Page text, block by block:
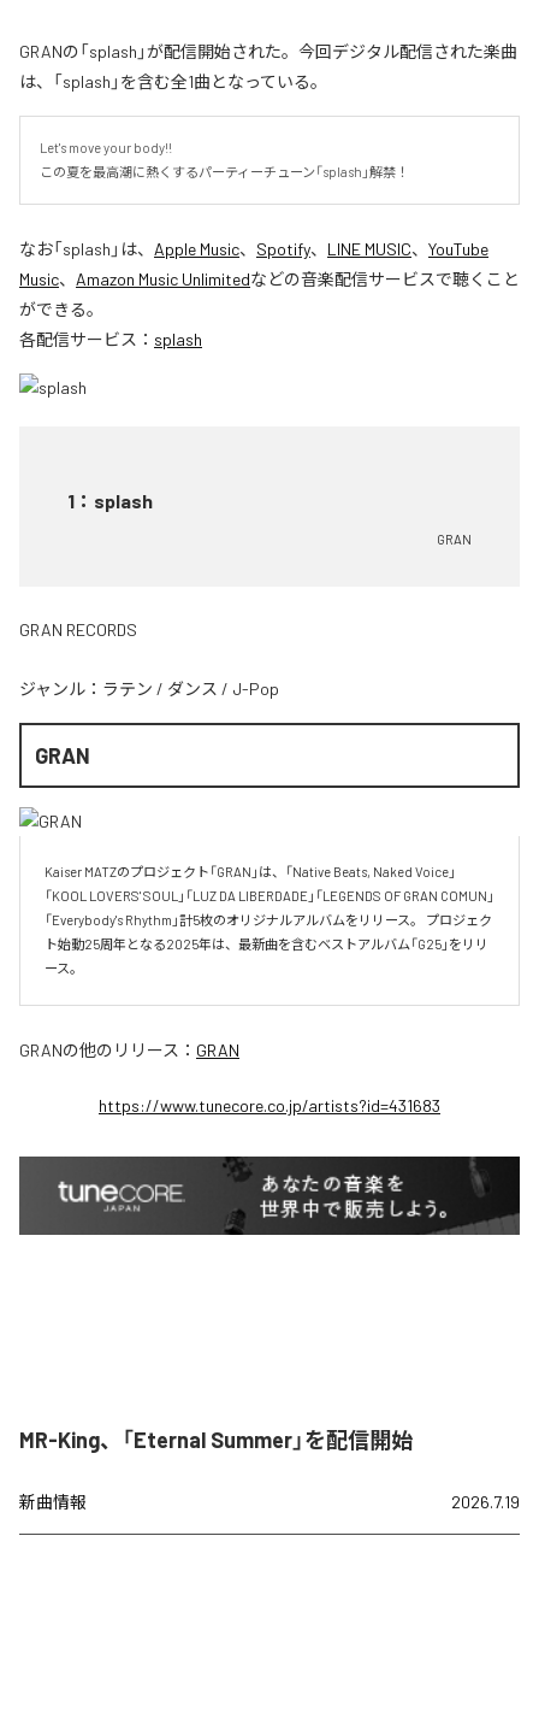
GRANの「splash」が配信開始された。今回デジタル配信された楽曲
は、「splash」を含む全1曲となっている。
Let's move your body!!
この夏を最高潮に熱くするパーティーチューン「splash」解禁！
なお「splash 」は、 Apple Music、 Spotify、 LINE MUSIC、 YouTube
Music、 Amazon Music Unlimitedなどの音楽配信サービスで聴くこと
ができる。
各配信サービス： splash
1 ： splash
GRAN
GRAN RECORDS
ジャンル： ラテン / ダンス / J-Pop
GRAN
Kaiser MATZのプロジェクト「GRAN」は、「Native Beats, Naked Voice」
「KOOL LOVERS' SOUL」「LUZ DA LIBERDADE」「LEGENDS OF GRAN COMUN」
「Everybody's Rhythm」計5枚のオリジナルアルバムをリリース。 プロジェク
ト始動25周年となる2025年は、最新曲を含むベストアルバム「G25」をリリ
ース。
GRANの他のリリース： GRAN
https://www.tunecore.co.jp/artists?id=431683
MR-King、「Eternal Summer」を配信開始
新曲情報 2026.7.19